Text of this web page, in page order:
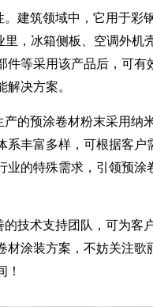
建筑领域中，它用于彩
，冰箱侧板、空调外
等采用该产品后，可
决方案。
的预涂卷材粉末采用纳
丰富多样，可根据客
业的特殊需求，引领预涂
技术支持团队，可为客
涂装方案，不妨关注
！